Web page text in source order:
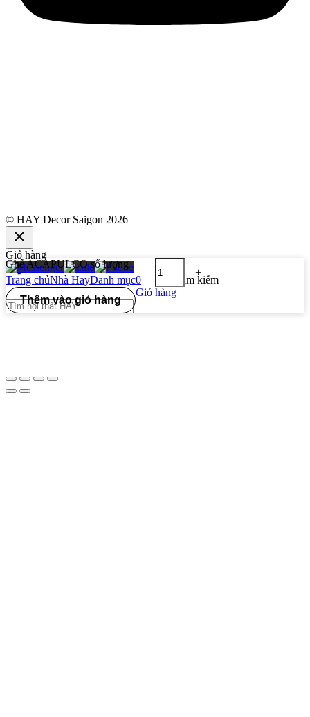
© HAY Decor Saigon 2026
Giỏ hàng
Trang chủNhà HayDanh mục0
Giỏ hàng
Tìm kiếm
-
Ghế ACAPULCO số lượng
+
Thêm vào giỏ hàng